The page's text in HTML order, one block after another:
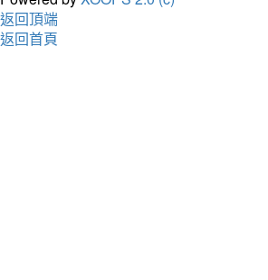
返回頂端
返回首頁